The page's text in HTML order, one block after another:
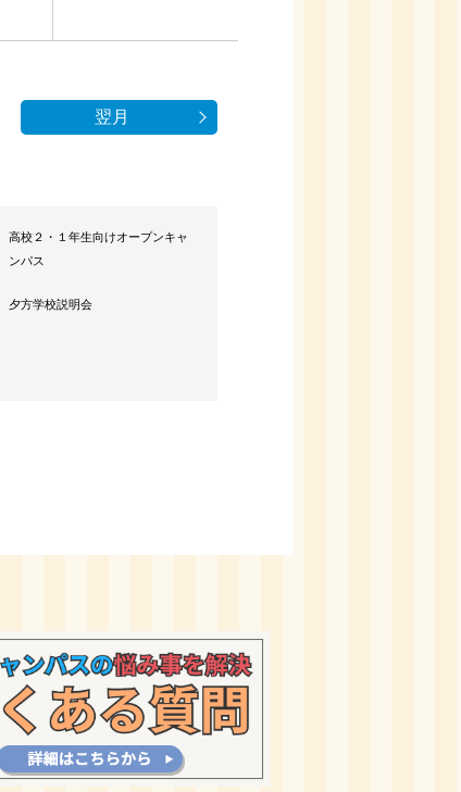
翌月
高校２・１年生向けオープンキャ
ンパス
夕方学校説明会